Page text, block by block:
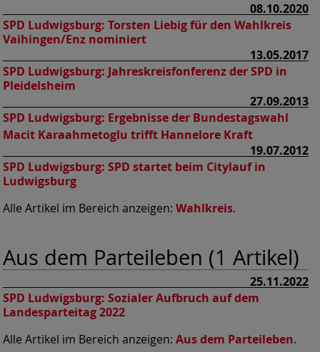
08.10.2020
SPD Ludwigsburg: Torsten Liebig für den Wahlkreis
Vaihingen/Enz nominiert
13.05.2017
SPD Ludwigsburg: Jahreskreisfonferenz der SPD in
Pleidelsheim
27.09.2013
SPD Ludwigsburg: Ergebnisse der Bundestagswahl
Macit Karaahmetoglu trifft Hannelore Kraft
19.07.2012
SPD Ludwigsburg: SPD startet beim Citylauf in
Ludwigsburg
Alle Artikel im Bereich anzeigen: Wahlkreis.
Aus dem Parteileben (1 Artikel)
25.11.2022
SPD Ludwigsburg: Sozialer Aufbruch auf dem
Landesparteitag 2022
Alle Artikel im Bereich anzeigen: Aus dem Parteileben.